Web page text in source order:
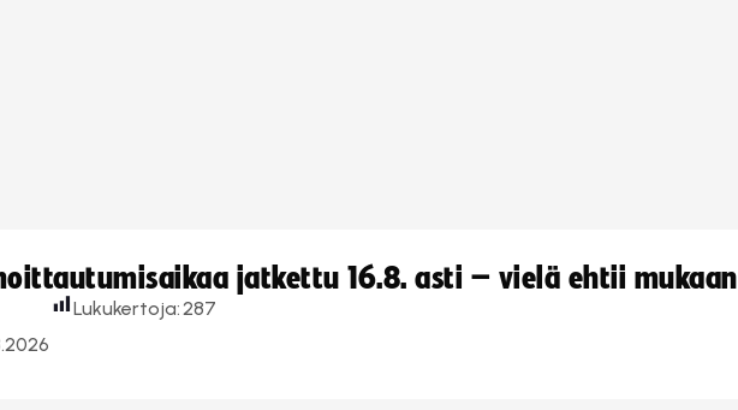
jatkettu 16.8. asti – vielä ehtii mukaan
Lukukertoja:287